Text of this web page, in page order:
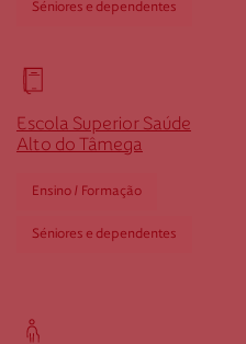
Loulé
1
Séniores e dependentes
Escola Superior Saúde
Alto do Tâmega
Ensino / Formação
Séniores e dependentes